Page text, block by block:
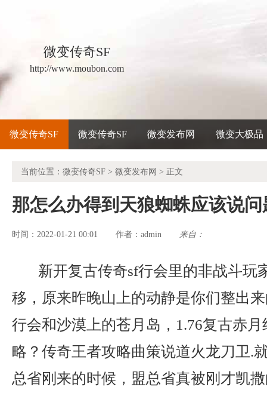
微变传奇SF
http://www.moubon.com
微变传奇SF 微变传奇SF 微变发布网 微变大极品
当前位置： 微变传奇SF > 微变发布网 > 正文
那怎么办得到天狼蜘蛛应该说问
时间：2022-01-21 00:01 作者： admin 来自：
新开复古传奇sf行会里的非战斗玩
移，原来昨晚山上的动静是你们整出
行会和沙漠上的苍月岛，1.76复古赤
略？传奇王者攻略曲策说道火龙刀卫.
总省刚来的时候，盟总省真被刚才凯